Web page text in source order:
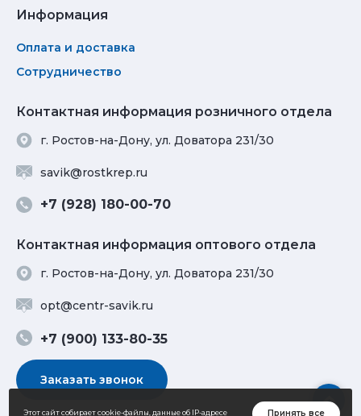
Информация
Оплата и доставка
Сотрудничество
Контактная информация розничного отдела
г. Ростов-на-Дону, ул. Доватора 231/30
savik@rostkrep.ru
+7 (928) 180-00-70
Контактная информация оптового отдела
г. Ростов-на-Дону, ул. Доватора 231/30
opt@centr-savik.ru
+7 (900) 133-80-35
Заказать звонок
Этот сайт собирает cookie-файлы, данные об IP-адресе Принять все